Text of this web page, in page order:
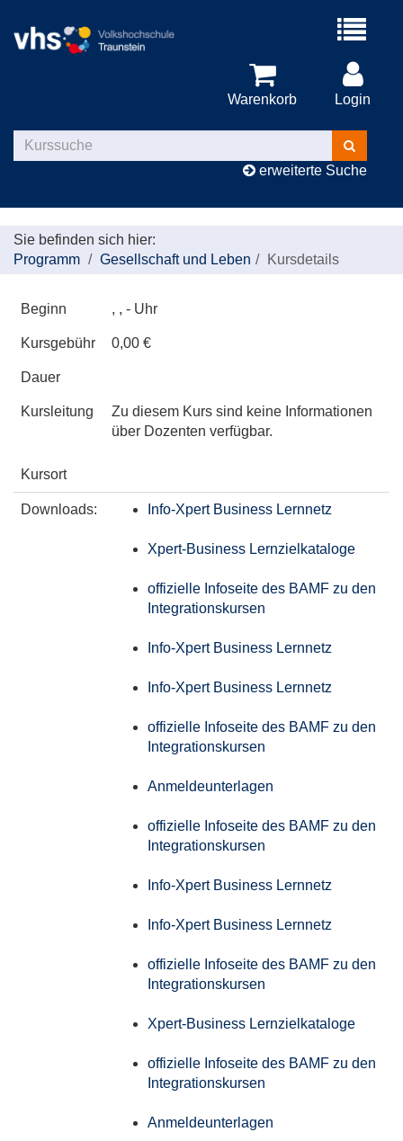
Menü
Warenkorb Login
Kurse
suchen
erweiterte Suche
Sie befinden sich hier:
Programm
Gesellschaft und Leben Kursdetails
Beginn , , - Uhr
Kursgebühr 0,00 €
Dauer
Kursleitung
Zu diesem Kurs sind keine Informationen
über Dozenten verfügbar.
Kursort
Downloads: Info-Xpert Business Lernnetz
Xpert-Business Lernzielkataloge
offizielle Infoseite des BAMF zu den
Integrationskursen
Info-Xpert Business Lernnetz
Info-Xpert Business Lernnetz
offizielle Infoseite des BAMF zu den
Integrationskursen
Anmeldeunterlagen
offizielle Infoseite des BAMF zu den
Integrationskursen
Info-Xpert Business Lernnetz
Info-Xpert Business Lernnetz
offizielle Infoseite des BAMF zu den
Integrationskursen
Xpert-Business Lernzielkataloge
offizielle Infoseite des BAMF zu den
Integrationskursen
Anmeldeunterlagen